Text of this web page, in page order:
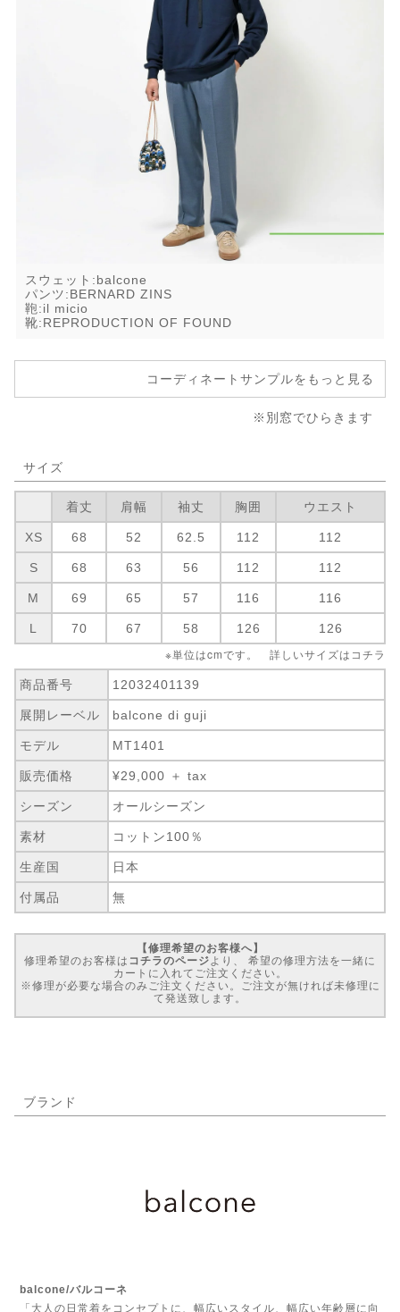
スウェット:balcone
パンツ:BERNARD ZINS
鞄:il micio
靴:REPRODUCTION OF FOUND
コーディネートサンプルをもっと見る
※別窓でひらきます
サイズ
着丈 肩幅 袖丈 胸囲 ウエスト
XS 68 52 62.5 112 112
S 68 63 56 112 112
M 69 65 57 116 116
L 70 67 58 126 126
※単位はcmです。 詳しいサイズは コチラ
商品番号 12032401139
展開レーベル balcone di guji
モデル MT1401
販売価格 ¥29,000 ＋ tax
シーズン オールシーズン
素材 コットン100％
生産国 日本
付属品 無
【修理希望のお客様へ】
修理希望のお客様は コチラのページより、 希望の修理方法を一緒に
カートに入れてご注文ください。
※修理が必要な場合のみご注文ください。ご注文が無ければ未修理に
て発送致します。
ブランド
balcone/バルコーネ
「大人の日常着をコンセプトに、幅広いスタイル、幅広い年齢層に向